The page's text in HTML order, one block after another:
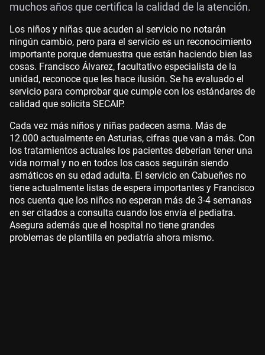
muchos años que certifica la calidad de la atención.
Los niños y niñas que acuden al servicio no notarán
ningún cambio, pero para el servicio es un reconocimiento
importante porque demuestra que están haciendo bien las
cosas. Francisco Álvarez, facultativo especialista de la
unidad, reconoce que les hace ilusión. Se ha evaluado el
servicio para comprobar que cumple con los estándares de
calidad que solicita SECAIP.
Cada vez más niños y niñas padecen asma. Más de
12.000 actualmente en Asturias, cifras que van a más. Con
los tratamientos actuales los pacientes deberían tener una
vida normal y no en todos los casos seguirán siendo
asmáticos en su edad adulta. El servicio en Cabueñes no
tiene actualmente listas de espera importantes y Francisco
nos cuenta que los niños no esperan más de 3-4 semanas
en ser citados a consulta cuando los envía el pediatra.
Asegura además que el hospital no tiene grandes
problemas de plantilla en pediatría ahora mismo.